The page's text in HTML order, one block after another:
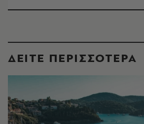
ΔΕΙΤΕ ΠΕΡΙΣΣΟΤΕΡΑ